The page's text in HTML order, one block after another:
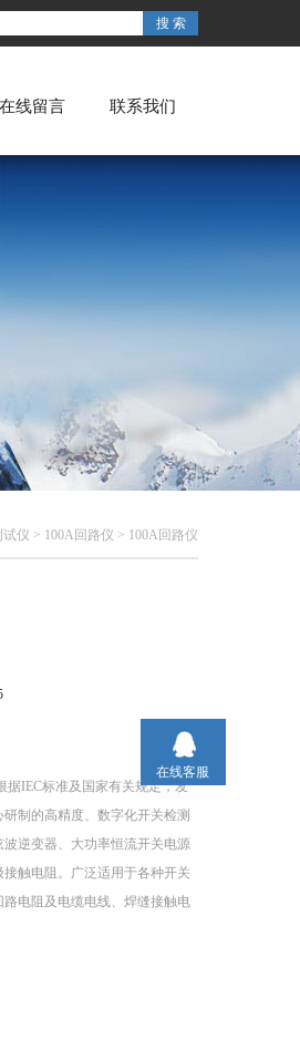
在线留言 联系我们
试仪 > 100A回路仪 > 100A回路仪
据IEC标准及国家有关规定，发
制的高精度、数字化开关检测
逆变器、大功率恒流开关电源
触电阻。广泛适用于各种开关
电阻及电缆电线、焊缝接触电
在线客服